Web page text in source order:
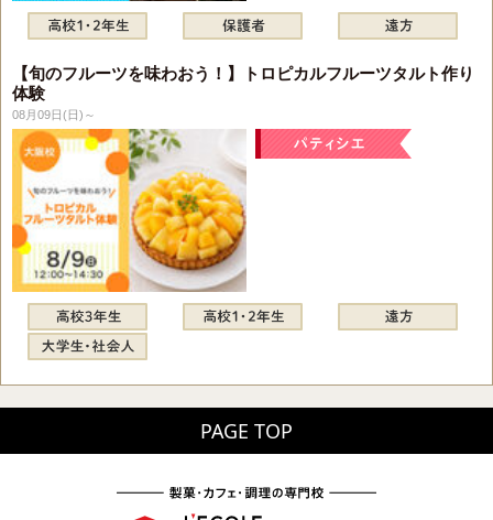
【旬のフルーツを味わおう！】トロピカルフルーツタルト作り
体験
08月09日(日)～
PAGE TOP